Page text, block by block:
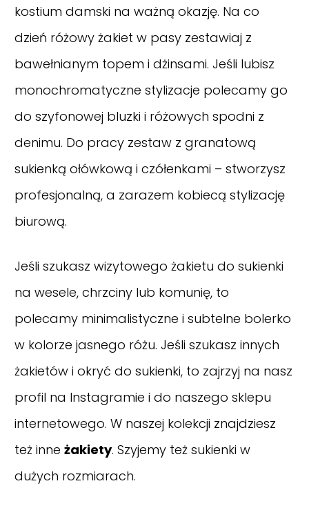
kostium damski na ważną okazję. Na co
dzień różowy żakiet w pasy zestawiaj z
bawełnianym topem i dżinsami. Jeśli lubisz
monochromatyczne stylizacje polecamy go
do szyfonowej bluzki i różowych spodni z
denimu. Do pracy zestaw z granatową
sukienką ołówkową i czółenkami – stworzysz
profesjonalną, a zarazem kobiecą stylizację
biurową.
Jeśli szukasz wizytowego żakietu do sukienki
na wesele, chrzciny lub komunię, to
polecamy minimalistyczne i subtelne bolerko
w kolorze jasnego różu. Jeśli szukasz innych
żakietów i okryć do sukienki, to zajrzyj na nasz
profil na Instagramie i do naszego sklepu
internetowego. W naszej kolekcji znajdziesz
też inne żakiety. Szyjemy też sukienki w
dużych rozmiarach.